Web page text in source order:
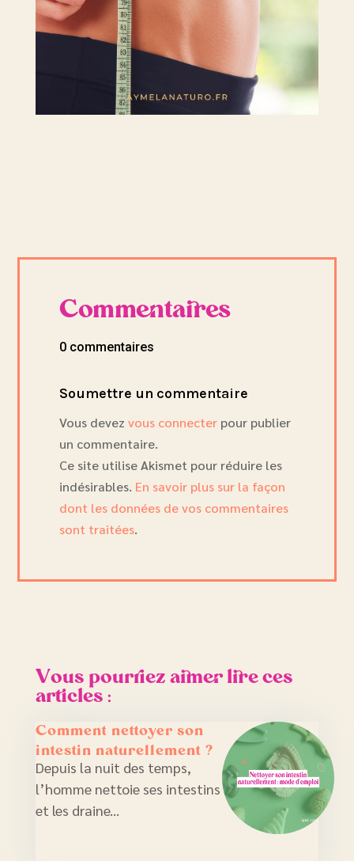
Commentaires
0 commentaires
Soumettre un commentaire
Vous devezvous connecter pour publier
un commentaire.
Ce site utilise Akismet pour réduire les
indésirables. En savoir plus sur la façon
dont les données de vos commentaires
sont traitées.
Vous pourriez aimer lire ces
articles :
Comment nettoyer son
intestin naturellement ?
Depuis la nuit des temps,
l’homme nettoie ses intestins
et les draine...